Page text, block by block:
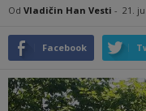
Od Vladičin Han Vesti - 21.
Facebook